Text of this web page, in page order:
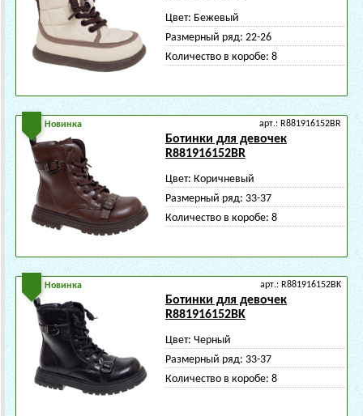
Цвет: Бежевый
Размерный ряд: 22-26
Количество в коробе: 8
Новинка арт.: R881916152BR
Ботинки для девочек
R881916152BR
Цвет: Коричневый
Размерный ряд: 33-37
Количество в коробе: 8
Новинка арт.: R881916152BK
Ботинки для девочек
R881916152BK
Цвет: Черный
Размерный ряд: 33-37
Количество в коробе: 8